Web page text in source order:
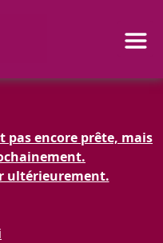
pas encore prête, mais
ultérieurement.